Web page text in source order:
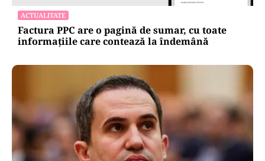
ACTUALITATE
Factura PPC are o pagină de sumar, cu toate
informațiile care contează la îndemână